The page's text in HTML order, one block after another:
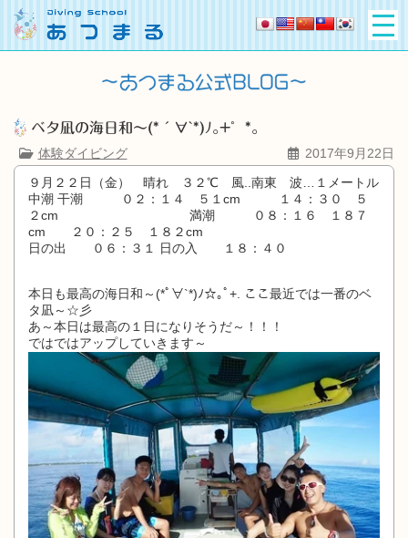
ベタ凪の海日和～(*´∀`*)ﾉ｡+゜*｡
体験ダイビング
2017年9月22日
９月２２日（金） 晴れ ３２℃ 風..南東 波…１メートル
中潮 干潮 ０２：１４ ５１cm １４：３０ ５
２cm 満潮 ０８：１６ １８７
cm ２０：２５ １８２cm
日の出 ０６：３１
日の入 １８：４０
本日も最高の海日和～(*ﾟ∀`*)ﾉ☆｡ﾟ+. ここ最近では一番のベ
タ凪～☆彡
あ～本日は最高の１日になりそうだ～！！！
ではではアップしていきます～